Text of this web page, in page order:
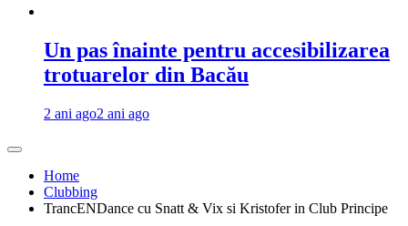
Un pas înainte pentru accesibilizarea
trotuarelor din Bacău
2 ani ago2 ani ago
Home
Clubbing
TrancENDance cu Snatt & Vix si Kristofer in Club Principe